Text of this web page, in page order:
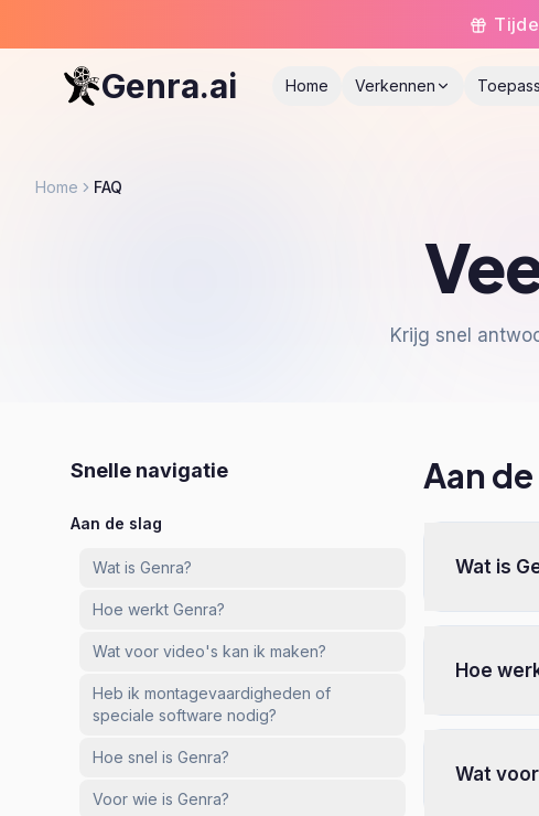
Genra.ai Home Verkennen
Home FAQ
Krijg snel
Snelle navigatie
Aan de slag
Wat is Genra?
Hoe werkt Genra?
Wat voor video's kan ik maken?
Heb ik montagevaardigheden of
speciale software nodig?
Hoe snel is Genra?
Voor wie is Genra?
Aan
Wat is
Hoe
Wat